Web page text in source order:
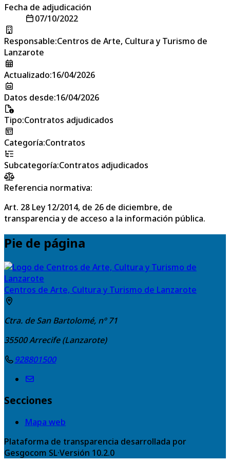
Fecha de adjudicación
07/10/2022
Responsable:Centros de Arte, Cultura y Turismo de
Lanzarote
Actualizado:16/04/2026
Datos desde:16/04/2026
Tipo:Contratos adjudicados
Categoría:Contratos
Subcategoría:Contratos adjudicados
Referencia normativa:
Art. 28 Ley 12/2014, de 26 de diciembre, de
transparencia y de acceso a la información pública.
Pie de página
Centros de Arte, Cultura y Turismo de Lanzarote
Ctra. de San Bartolomé, nº 71
35500Arrecife (Lanzarote)
928801500
Secciones
Mapa web
Plataforma de transparencia desarrollada por
Gesgocom SL·Versión 10.2.0